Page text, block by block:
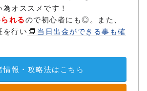
オススメです！
れるので初心者にも◎。また、
を行い
当日出金ができる事も確
情報・攻略法はこちら